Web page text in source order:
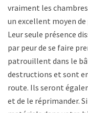
vraiment les
un excellent moyen
Leur seule présence
par peur de se faire
patrouillent dans le
destructions et sont
route. Ils seront
et de le réprimander.